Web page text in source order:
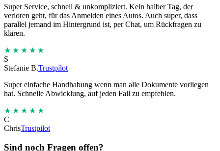
Super Service, schnell & unkompliziert. Kein halber Tag, der
verloren geht, für das Anmelden eines Autos. Auch super, dass
parallel jemand im Hintergrund ist, per Chat, um Rückfragen zu
klären.
★★★★★
S
Stefanie B.Trustpilot
Super einfache Handhabung wenn man alle Dokumente vorliegen
hat. Schnelle Abwicklung, auf jeden Fall zu empfehlen.
★★★★★
C
ChrisTrustpilot
Sind noch Fragen offen?